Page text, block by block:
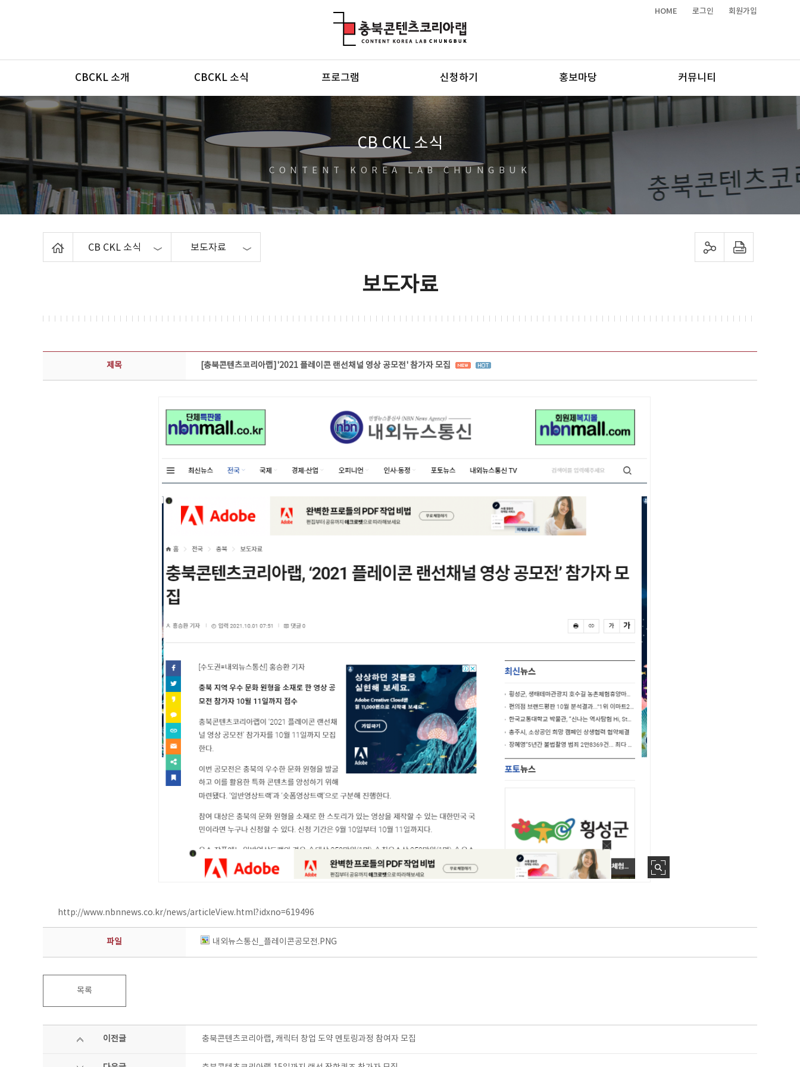
HOME 로그인 회원가입
메뉴
CBCKL 소개 CBCKL 소식 프로그램 신청하기 홍보마당 커뮤니티
CB CKL 소식
CONTENT KOREA LAB CHUNGBUK
CB CKL 소식 보도자료 sns 공유하기 프린트하기
보도자료
보도자료 상세보기 - 제목, 담당부서, 담당자, 담당연락처, 내용, 첨부파일 정보 제공
제목 [충북콘텐츠코리아랩]'2021 플레이콘 랜선채널 영상 공모전' 참가자 모집
http://www.nbnnews.co.kr/news/articleView.html?idxno=619496
파일 내외뉴스통신_플레이콘공모전.PNG
목록
이전글 충북콘텐츠코리아랩, 캐릭터 창업 도약 멘토링과정 참여자 모집